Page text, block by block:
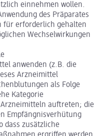
einnehmen wollen.
des Präparates
für erforderlich gehalten
Wechselwirkungen
anwenden (z.B. die
Arzneimittel
als Folge
Kategorie
auftreten; die
Empfängnisverhütung
dass zusätzliche